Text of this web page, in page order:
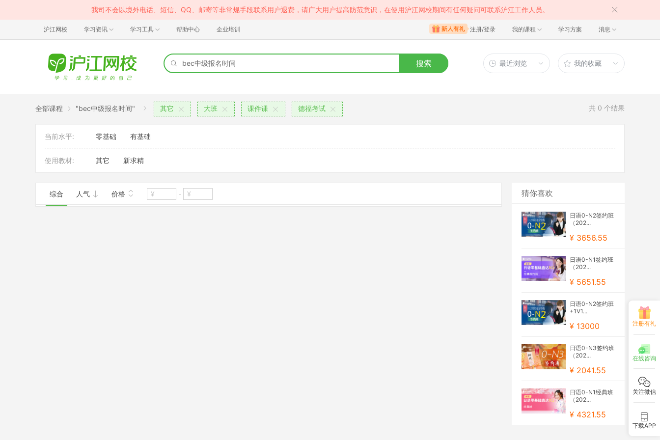
我司不会以境外电话、短信、QQ、邮寄等非常规手段联系用户退费，请广大用户提高防范意识，在使用沪江网校期间有任何疑问可联系沪江工作人员。
沪江网校 学习资讯 学习工具 帮助中心 企业培训 注册/登录 我的课程 学习方案 消息
搜索 最近浏览 我的收藏
全部课程 "bec中级报名时间" 其它 大班 课件课 德福考试 共 0 个结果
当前水平: 零基础 有基础
使用教材: 其它 新求精
综合 人气 价格 - 猜你喜欢
日语0-N2签约班
（202...
¥ 3656.55
日语0-N1签约班
（202...
¥ 5651.55
日语0-N2签约班
+1V1...
¥ 13000
日语0-N3签约班
（202...
¥ 2041.55
日语0-N1经典班
（202...
¥ 4321.55
注册有礼
在线咨询
关注微信
下载APP